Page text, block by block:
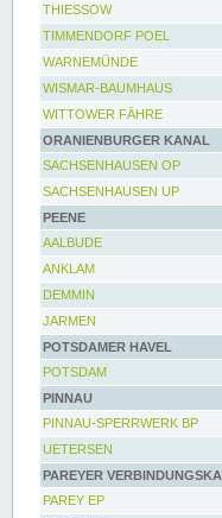
THIESSOW
TIMMENDORF POEL
WARNEMÜNDE
WISMAR-BAUMHAUS
WITTOWER FÄHRE
ORANIENBURGER KANAL
SACHSENHAUSEN OP
SACHSENHAUSEN UP
PEENE
AALBUDE
ANKLAM
DEMMIN
JARMEN
POTSDAMER HAVEL
POTSDAM
PINNAU
PINNAU-SPERRWERK BP
UETERSEN
PAREYER
PAREY EP